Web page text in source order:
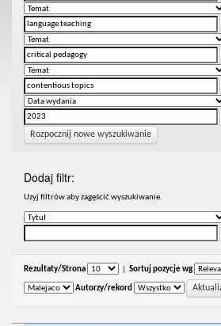
Rozpocznij nowe wyszukiwanie
Dodaj filtr:
Uzyj filtrów aby zagęścić wyszukiwanie.
Rezultaty/Strona Sortuj pozycje wg
Autorzy/rekord